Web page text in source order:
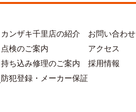
カンザキ千里店の紹介
点検のご案内
持ち込み修理のご案内
防犯登録・メーカー保証
お問い合わせ
アクセス
採用情報